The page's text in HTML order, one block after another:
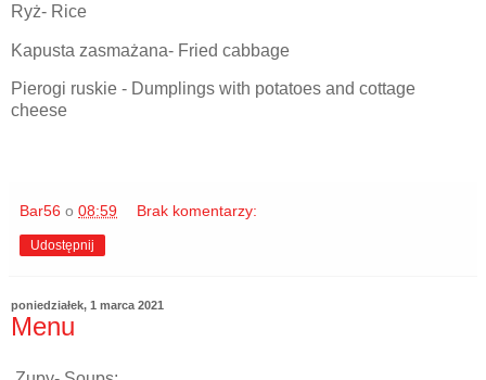
Ryż- Rice
Kapusta zasmażana- Fried cabbage
Pierogi ruskie - Dumplings with potatoes and cottage
cheese
Bar56 o 08:59 Brak komentarzy:
Udostępnij
poniedziałek, 1 marca 2021
Menu